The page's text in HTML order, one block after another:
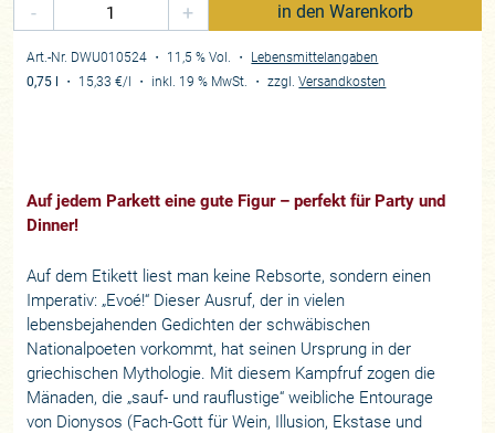
-
+ in den Warenkorb
Art.-Nr. DWU010524 ・ 11,5 % Vol. ・ Lebensmittelangaben
0,75 l
・ 15,33 €/l ・ inkl. 19 % MwSt. ・zzgl.Versandkosten
Auf jedem Parkett eine gute Figur – perfekt für Party und
Dinner!
Auf dem Etikett liest man keine Rebsorte, sondern einen
Imperativ: „Evoé!“ Dieser Ausruf, der in vielen
lebensbejahenden Gedichten der schwäbischen
Nationalpoeten vorkommt, hat seinen Ursprung in der
griechischen Mythologie. Mit diesem Kampfruf zogen die
Mänaden, die „sauf- und rauflustige“ weibliche Entourage
von Dionysos (Fach-Gott für Wein, Illusion, Ekstase und